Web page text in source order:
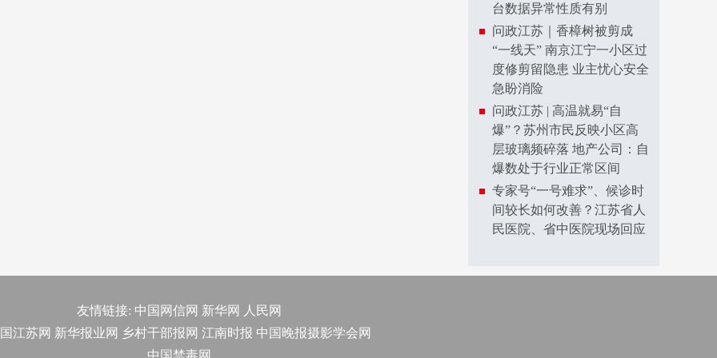
台数据异常性质有别
问政江苏｜香樟树被剪成
“一线天” 南京江宁一小区过
度修剪留隐患 业主忧心安全
急盼消险
问政江苏 | 高温就易“自
爆”？苏州市民反映小区高
层玻璃频碎落 地产公司：自
爆数处于行业正常区间
专家号“一号难求”、候诊时
间较长如何改善？江苏省人
民医院、省中医院现场回应
友情链接: 中国网信网 新华网
人民网
江苏网 新华报业网 乡村干部报网 江南时报 中国晚报摄影学会网
中国禁毒网